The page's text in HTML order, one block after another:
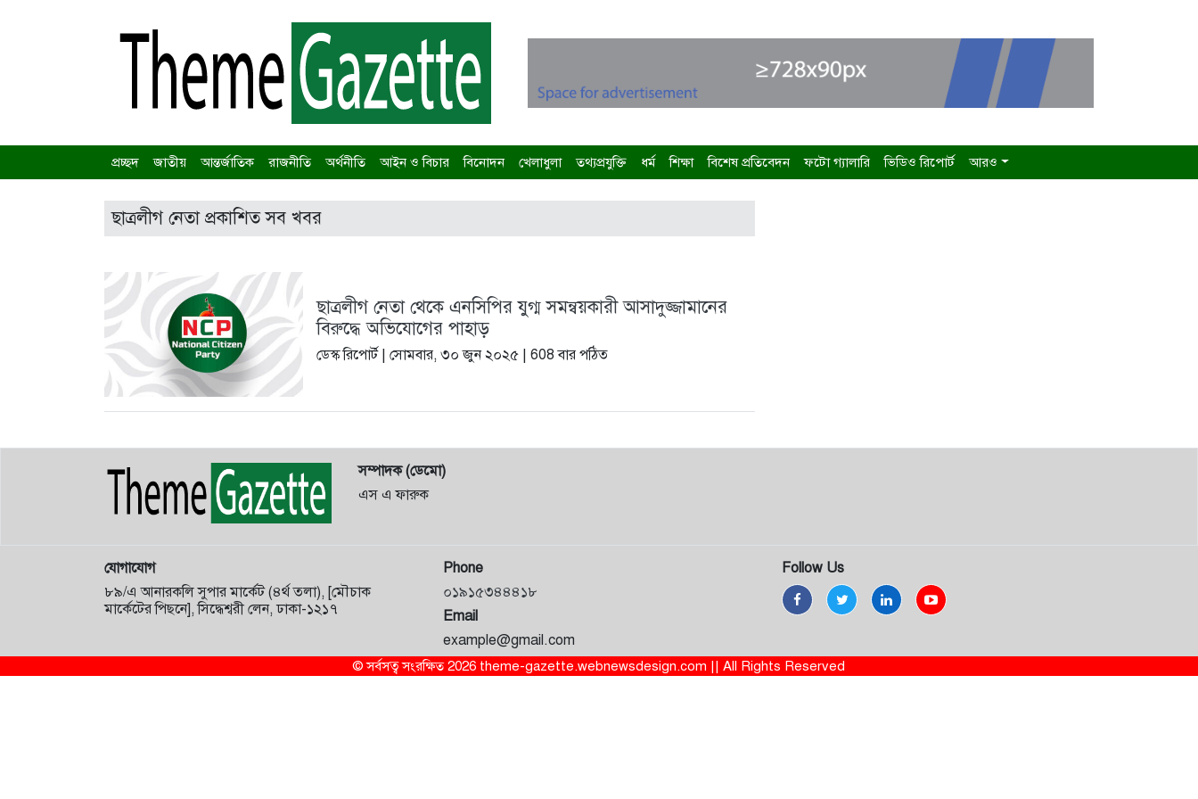
প্রচ্ছদ জাতীয় আন্তর্জাতিক রাজনীতি অর্থনীতি আইন ও বিচার বিনোদন খেলাধুলা তথ্যপ্রযুক্তি ধর্ম শিক্ষা বিশেষ প্রতিবেদন ফটো গ্যালারি ভিডিও রিপোর্ট আরও
ছাত্রলীগ নেতা প্রকাশিত সব খবর
ছাত্রলীগ নেতা থেকে এনসিপির যুগ্ম সমন্বয়কারী আসাদুজ্জামানের
বিরুদ্ধে অভিযোগের পাহাড়
ডেস্ক রিপোর্ট | সোমবার, ৩০ জুন ২০২৫ | 608 বার পঠিত
সম্পাদক (ডেমো)
এস এ ফারুক
যোগাযোগ
৮৯/এ আনারকলি সুপার মার্কেট (৪র্থ তলা), [মৌচাক
মার্কেটের পিছনে], সিদ্ধেশ্বরী লেন, ঢাকা-১২১৭
Phone
০১৯১৫৩৪৪৪১৮
Email
example@gmail.com
Follow Us
© সর্বসত্ব সংরক্ষিত 2026 theme-gazette.webnewsdesign.com || All Rights Reserved